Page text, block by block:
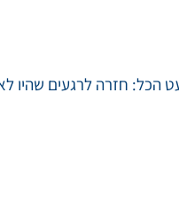
חזרה לרגעים שהיו